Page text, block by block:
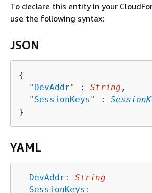
To declare this entity in your
use the following syntax:
JSON
{
" DevAddr" : String ,
" SessionKeys " :
YAML
DevAddr :
String
SessionKeys :